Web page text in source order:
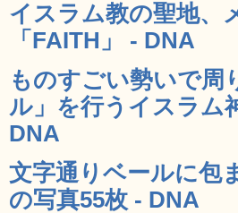
イスラム教の聖地、
「FAITH」 - DNA
ものすごい勢いで周
ル」を行うイスラム
DNA
文字通りベールに包
の写真55枚 - DNA